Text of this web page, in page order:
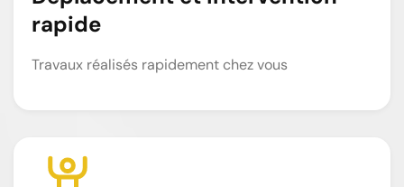
rapide
Travaux réalisés rapidement chez vous